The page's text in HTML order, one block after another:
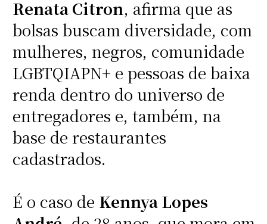
Renata Citron, afirma que as
bolsas buscam diversidade, com
mulheres, negros, comunidade
LGBTQIAPN+ e pessoas de baixa
renda dentro do universo de
entregadores e, também, na
base de restaurantes
cadastrados.
É o caso de Kennya Lopes